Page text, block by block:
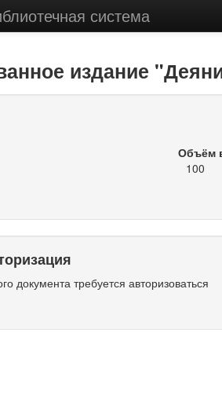
система
издание
Объём
100
документа требуется авторизоваться